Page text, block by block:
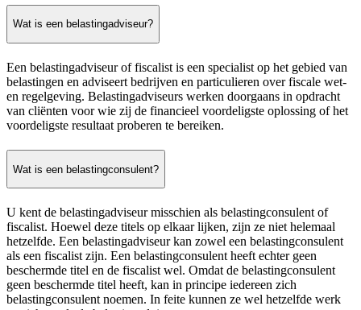
Wat is een belastingadviseur?
Een belastingadviseur of fiscalist is een specialist op het gebied van
belastingen en adviseert bedrijven en particulieren over fiscale wet-
en regelgeving. Belastingadviseurs werken doorgaans in opdracht
van cliënten voor wie zij de financieel voordeligste oplossing of het
voordeligste resultaat proberen te bereiken.
Wat is een belastingconsulent?
U kent de belastingadviseur misschien als belastingconsulent of
fiscalist. Hoewel deze titels op elkaar lijken, zijn ze niet helemaal
hetzelfde. Een belastingadviseur kan zowel een belastingconsulent
als een fiscalist zijn. Een belastingconsulent heeft echter geen
beschermde titel en de fiscalist wel. Omdat de belastingconsulent
geen beschermde titel heeft, kan in principe iedereen zich
belastingconsulent noemen. In feite kunnen ze wel hetzelfde werk